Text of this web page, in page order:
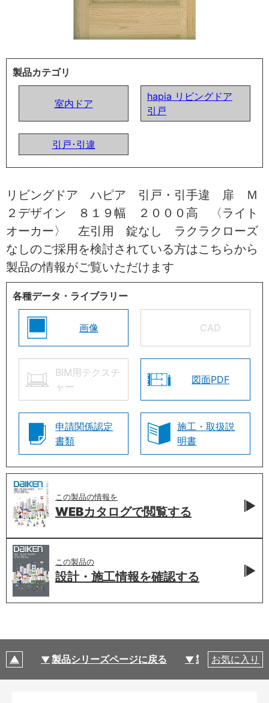
製品カテゴリ
室内ドア
hapia リビングドア
引戸
引戸･引違
リビングドア ハピア 引戸・引手違 扉 Ｍ
２デザイン ８１９幅 ２０００高 〈ライト
オーカー〉 左引用 錠なし ラクラクローズ
なしのご採用を検討されている方はこちらから
製品の情報がご覧いただけます
各種データ・ライブラリー
画像 CAD
BIM用テクスチ
ャー
図面PDF
申請関係認定
書類
施工・取扱説
明書
この製品の情報を
WEBカタログで閲覧する
この製品の
設計・施工情報を確認する
製品シリーズページに戻る 製品仕様
お気に入り